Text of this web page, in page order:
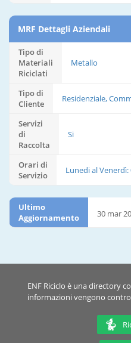
MRF Dettagli Aziendali
Tipo di
Materiali
Riciclati
Metallo
Tipo di
Cliente
Residenziale,
Servizi
di
Raccolta
Si
Orari di
Servizio
Lunedi al Venerdì:
Ultimo
Aggiornamento
30 mar
ENF Riciclo è una directory
informazioni vengono